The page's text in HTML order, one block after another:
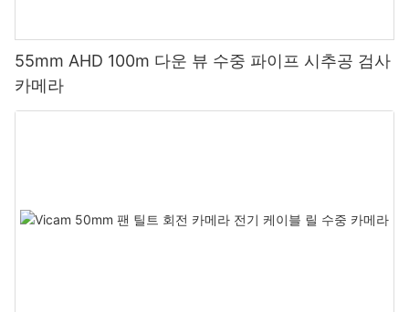
55mm AHD 100m 다운 뷰 수중 파이프 시추공 검사
카메라